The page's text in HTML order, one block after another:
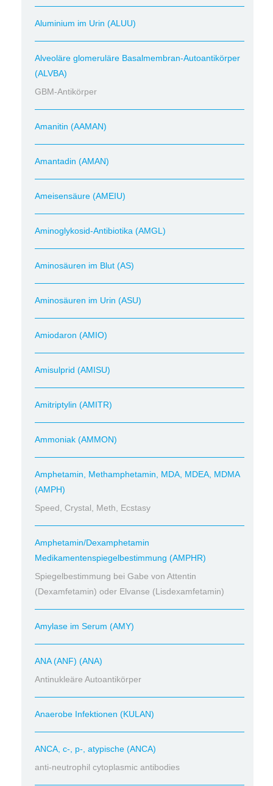
Aluminium im Urin (ALUU)
Alveoläre glomeruläre Basalmembran-Autoantikörper
(ALVBA)
GBM-Antikörper
Amanitin (AAMAN)
Amantadin (AMAN)
Ameisensäure (AMEIU)
Aminoglykosid-Antibiotika (AMGL)
Aminosäuren im Blut (AS)
Aminosäuren im Urin (ASU)
Amiodaron (AMIO)
Amisulprid (AMISU)
Amitriptylin (AMITR)
Ammoniak (AMMON)
Amphetamin, Methamphetamin, MDA, MDEA, MDMA
(AMPH)
Speed, Crystal, Meth, Ecstasy
Amphetamin/Dexamphetamin
Medikamentenspiegelbestimmung (AMPHR)
Spiegelbestimmung bei Gabe von Attentin
(Dexamfetamin) oder Elvanse (Lisdexamfetamin)
Amylase im Serum (AMY)
ANA (ANF) (ANA)
Antinukleäre Autoantikörper
Anaerobe Infektionen (KULAN)
ANCA, c-, p-, atypische (ANCA)
anti-neutrophil cytoplasmic antibodies